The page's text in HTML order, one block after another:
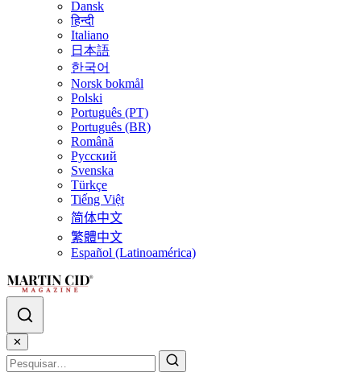
Dansk
हिन्दी
Italiano
日本語
한국어
Norsk bokmål
Polski
Português (PT)
Português (BR)
Română
Русский
Svenska
Türkçe
Tiếng Việt
简体中文
繁體中文
Español (Latinoamérica)
✕